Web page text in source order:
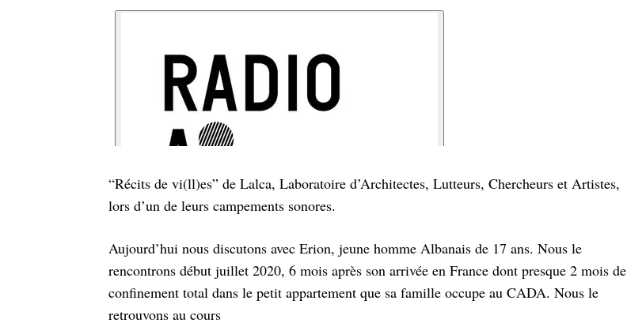
“Récits de vi(ll)es” de Lalca, Laboratoire d’Architectes, Lutteurs, Chercheurs et Artistes,
lors d’un de leurs campements sonores.
Aujourd’hui nous discutons avec Erion, jeune homme Albanais de 17 ans. Nous le
rencontrons début juillet 2020, 6 mois après son arrivée en France dont presque 2 mois de
confinement total dans le petit appartement que sa famille occupe au CADA. Nous le
retrouvons au cours